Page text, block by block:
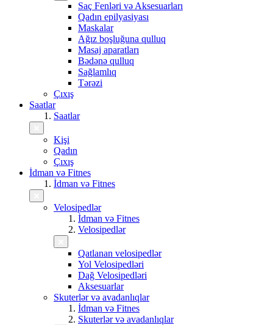
Saç Fenləri və Aksesuarları
Qadın epilyasiyası
Maskalar
Ağız boşluğuna qulluq
Masaj aparatları
Bədənə qulluq
Sağlamlıq
Tərəzi
Çıxış
Saatlar
Saatlar
Kişi
Qadın
Çıxış
İdman və Fitnes
İdman və Fitnes
Velosipedlər
İdman və Fitnes
Velosipedlər
Qatlanan velosipedlər
Yol Velosipedləri
Dağ Velosipedləri
Aksesuarlar
Skuterlər və avadanlıqlar
İdman və Fitnes
Skuterlər və avadanlıqlar